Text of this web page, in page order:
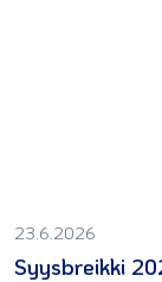
23.6.2026
Syysbreikki